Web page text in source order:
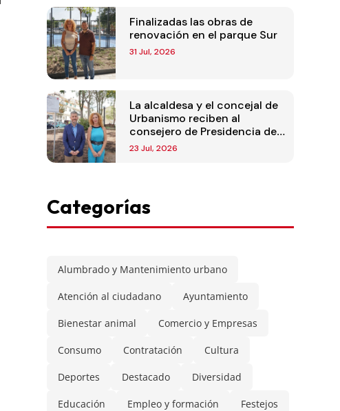
Finalizadas las obras de
renovación en el parque Sur
31 Jul, 2026
La alcaldesa y el concejal de
Urbanismo reciben al
consejero de Presidencia de
la Comunidad de Madrid
23 Jul, 2026
Categorías
Alumbrado y Mantenimiento urbano
Atención al ciudadano Ayuntamiento
Bienestar animal Comercio y Empresas
Consumo Contratación Cultura
Deportes Destacado Diversidad
Educación Empleo y formación Festejos